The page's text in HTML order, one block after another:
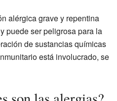
alérgica grave y repentina
puede ser peligrosa para la
de sustancias químicas
está involucrado, se